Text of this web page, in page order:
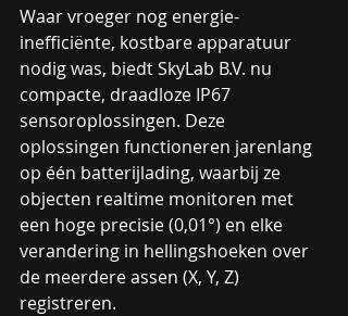
Waar vroeger nog energie-
inefficiënte, kostbare apparatuur
nodig was, biedt SkyLab B.V. nu
compacte, draadloze IP67
sensoroplossingen. Deze
oplossingen functioneren jarenlang
op één batterijlading, waarbij ze
objecten realtime monitoren met
een hoge precisie (0,01°) en elke
verandering in hellingshoeken over
de meerdere assen (X, Y, Z)
registreren.